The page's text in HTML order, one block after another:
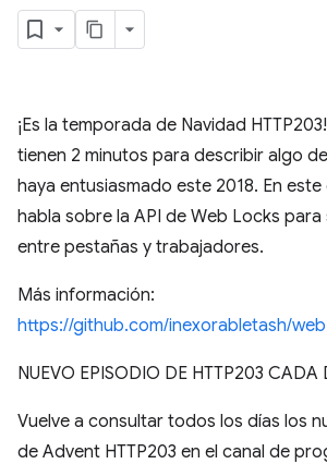
¡Es la temporada de Navidad
tienen 2 minutos para describir algo
haya entusiasmado este 2018. En
habla sobre la API de Web Locks
entre pestañas y trabajadores.
Más información:
https://github.com/inexorabletash/
NUEVO EPISODIO DE HTTP203 CADA
Vuelve a consultar todos los días los
de Advent HTTP203 en el canal de